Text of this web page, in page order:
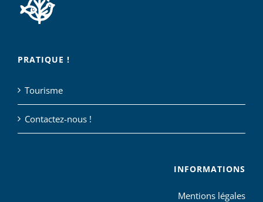
PRATIQUE !
Tourisme
Contactez-nous !
INFORMATIONS
Mentions légales